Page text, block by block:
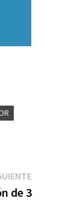
Entrada
siguiente:
de 3